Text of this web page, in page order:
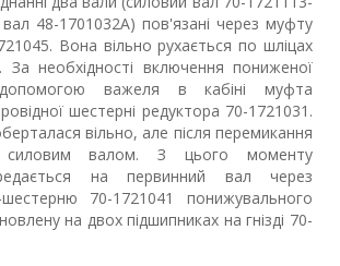
48-1701032А) пов'язані через муфту
Вона вільно рухається по шліцах
За необхідності включення пониженої
важеля в кабіні муфта
шестерні редуктора 70-1721031.
вільно, але після перемикання
силовим валом. З цього моменту
на первинний вал через
70-1721041 понижувального
на двох підшипниках на гнізді 70-